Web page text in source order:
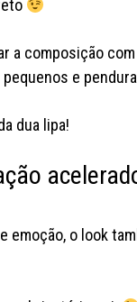
a composição
e
dua lipa!
o look